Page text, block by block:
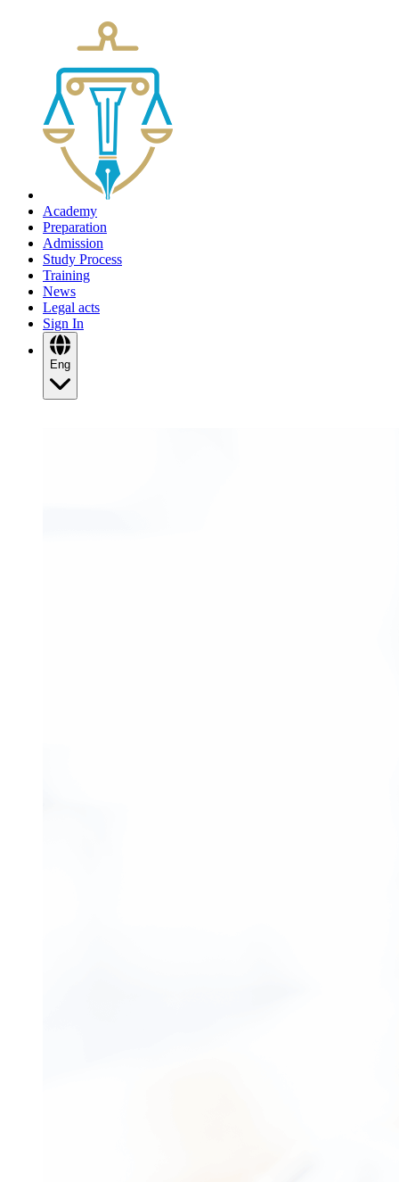
Academy
Preparation
Admission
Study Process
Training
News
Legal acts
Sign In
Eng